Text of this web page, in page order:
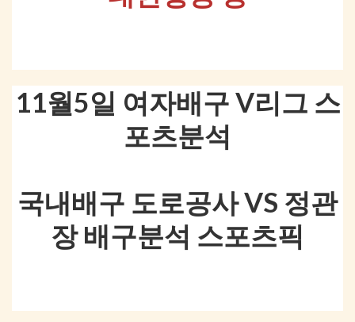
11월5일 여자배구 V리그 스
포츠분석
국내배구 도로공사 VS 정관
장 배구분석 스포츠픽